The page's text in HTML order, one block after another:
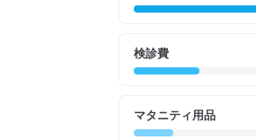
検診費
マタニティ用品